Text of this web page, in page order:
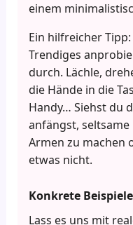
einem
Ein hilfreicher
Trendiges
durch. Lächle,
die Hände in die
Handy… Siehst du
anfängst,
Armen zu machen
etwas nicht.
Konkrete
Lass es uns mit